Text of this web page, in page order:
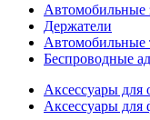
Автомобильные
Держатели
Автомобильные
Беспроводные
Аксессуары для
Аксессуары для